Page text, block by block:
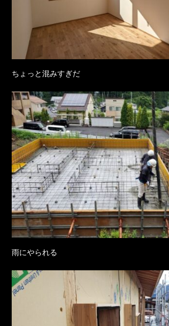
ちょっと混みすぎだ
雨にやられる